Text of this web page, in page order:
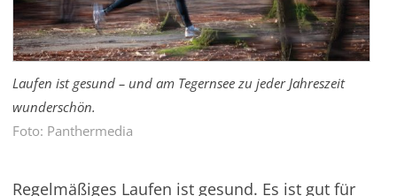
Laufen ist gesund – und am Tegernsee zu jeder Jahreszeit
wunderschön.
Foto: Panthermedia
Regelmäßiges Laufen ist gesund. Es ist gut für